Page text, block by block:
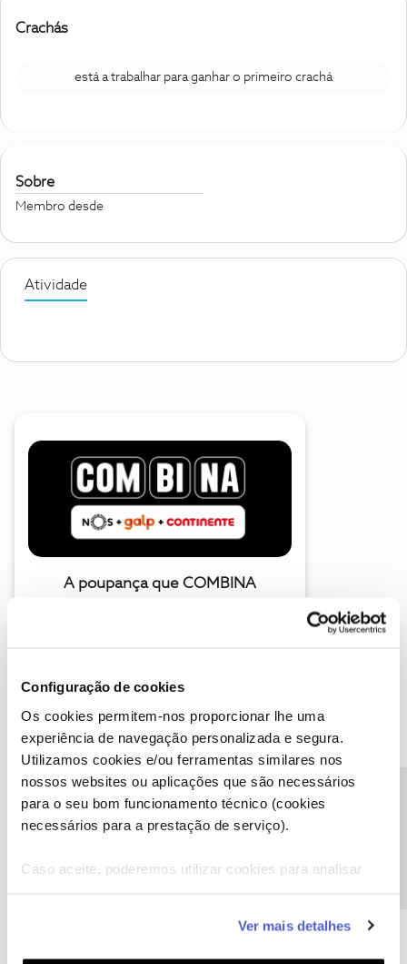
Configuração de cookies
Os cookies permitem-nos proporcionar lhe uma
experiência de navegação personalizada e segura.
Utilizamos cookies e/ou ferramentas similares nos
nossos websites ou aplicações que são necessários
para o seu bom funcionamento técnico (cookies
necessários para a prestação de serviço).
Caso aceite, poderemos utilizar cookies para analisar
funcionalidades (cookies de personalização e
funcionalidade) e adaptar anúncios aos seus interesses
Ver mais detalhes
Crachás
está a trabalhar para ganhar o primeiro crachá
Sobre
Membro desde
Atividade
A poupança que COMBINA
Descubra as novidades de junho